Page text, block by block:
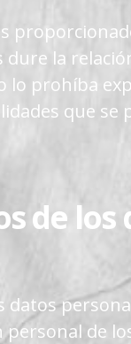
la
lo prohíba
que
de
datos
personal de